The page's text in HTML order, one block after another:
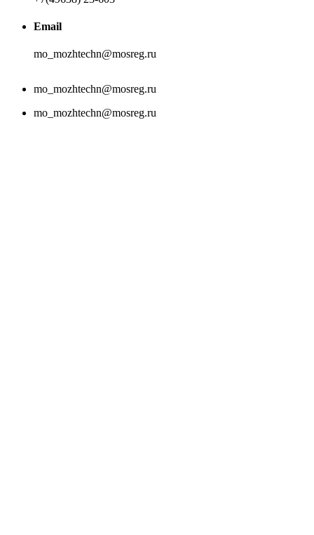
Email
mo_mozhtechn@mosreg.ru
mo_mozhtechn@mosreg.ru
mo_mozhtechn@mosreg.ru